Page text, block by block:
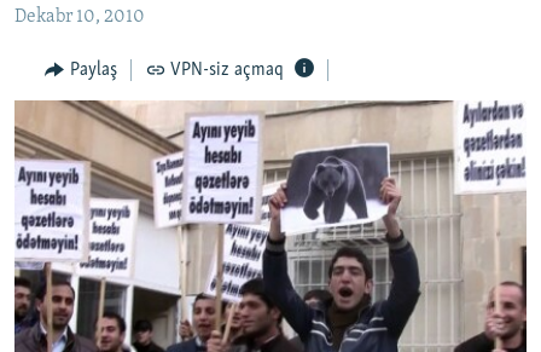
qayıt
#ƏSLINDƏ
FƏRQƏ BAX
QANUNI DOĞRU
ARAŞDIRMA
MULTIMEDIA
VIDEO
FOTOQALEREYA
İNFOQRAFIKA
RADIO ARXIV
OXU ZALI
AZƏRBAYCAN ƏDƏBIYYATI KITABXANASI
HAQQIMIZDA
MISSIYAMIZ
Dekabr 10, 2010
Paylaş VPN-siz açmaq